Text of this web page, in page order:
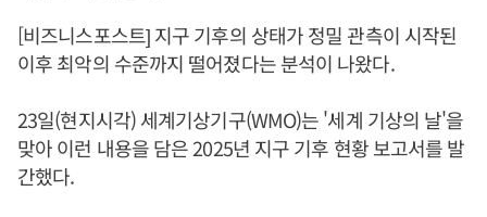
[비즈니스포스트] 지구 기후의 상태가 정밀 관측이 시작된
이후 최악의 수준까지 떨어졌다는 분석이 나왔다.
23일(현지시각) 세계기상기구(WMO)는 '세계 기상의 날'을
맞아 이런 내용을 담은 2025년 지구 기후 현황 보고서를 발
간했다.